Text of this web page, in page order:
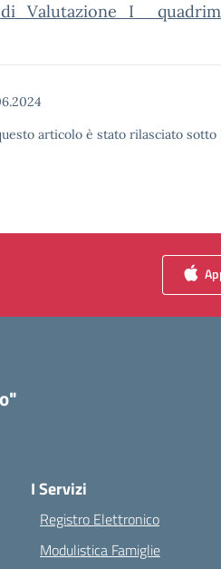
articolo è stato rilasciato
I Servizi
Registro Elettronico
Modulistica Famiglie